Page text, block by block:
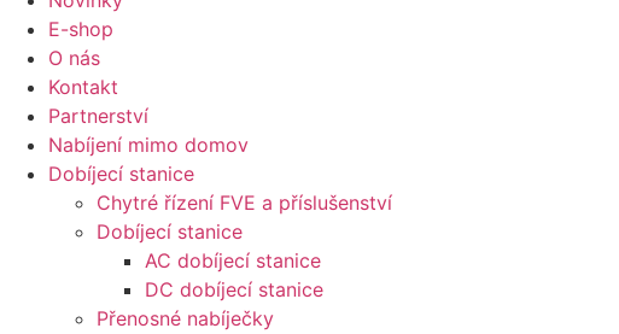
E-shop
O nás
Kontakt
Partnerství
Nabíjení mimo domov
Dobíjecí stanice
Chytré řízení FVE a příslušenství
Dobíjecí stanice
AC dobíjecí stanice
DC dobíjecí stanice
Přenosné nabíječky